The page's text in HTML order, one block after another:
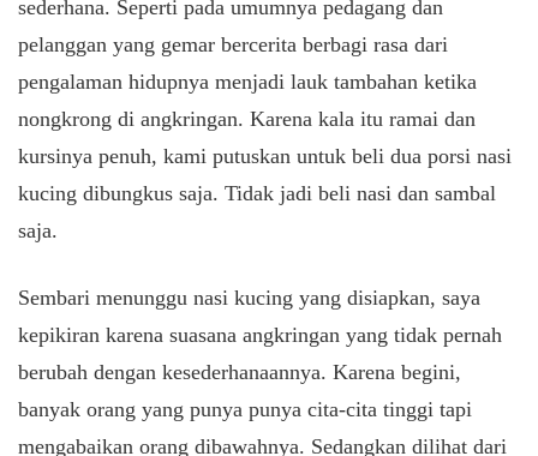
sederhana. Seperti pada umumnya pedagang dan
pelanggan yang gemar bercerita berbagi rasa dari
pengalaman hidupnya menjadi lauk tambahan ketika
nongkrong di angkringan. Karena kala itu ramai dan
kursinya penuh, kami putuskan untuk beli dua porsi nasi
kucing dibungkus saja. Tidak jadi beli nasi dan sambal
saja.
Sembari menunggu nasi kucing yang disiapkan, saya
kepikiran karena suasana angkringan yang tidak pernah
berubah dengan kesederhanaannya. Karena begini,
banyak orang yang punya punya cita-cita tinggi tapi
mengabaikan orang dibawahnya. Sedangkan dilihat dari